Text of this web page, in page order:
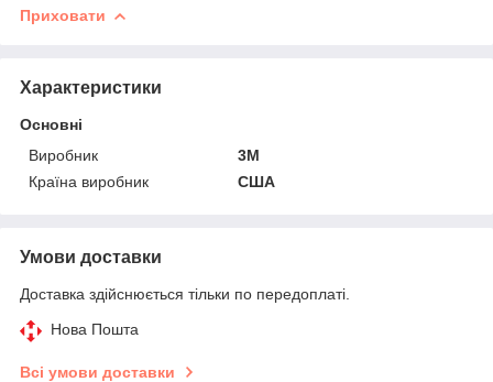
Приховати
Характеристики
Основні
Виробник
3М
Країна виробник
США
Умови доставки
Доставка здійснюється тільки по передоплаті.
Нова Пошта
Всі умови доставки